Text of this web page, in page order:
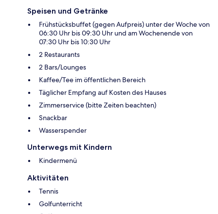
Speisen und Getränke
Frühstücksbuffet (gegen Aufpreis) unter der Woche von
06:30 Uhr bis 09:30 Uhr und am Wochenende von
07:30 Uhr bis 10:30 Uhr
2 Restaurants
2 Bars/Lounges
Kaffee/Tee im öffentlichen Bereich
Täglicher Empfang auf Kosten des Hauses
Zimmerservice (bitte Zeiten beachten)
Snackbar
Wasserspender
Unterwegs mit Kindern
Kindermenü
Aktivitäten
Tennis
Golfunterricht